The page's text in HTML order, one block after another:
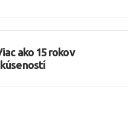
ako 15 rokov